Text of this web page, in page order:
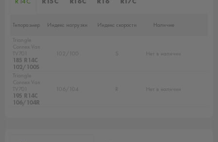
Типоразмер Индекс нагрузки Индекс скорости
Наличие
Triangle
Connex Van
TV701
185 R14C
102/100S
102/100 S Нет в наличии
Triangle
Connex Van
TV701
195 R14C
106/104R
106/104 R Нет в наличии